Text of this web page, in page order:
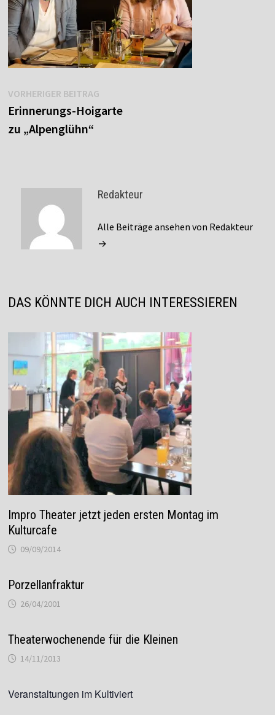
Beitragsnavigation
VORHERIGER BEITRAGVorheriger
Beitrag:
Erinnerungs-Hoigarte
zu „Alpenglühn“
Redakteur
Alle Beiträge ansehen von Redakteur
→
DAS KÖNNTE DICH AUCH INTERESSIEREN
Impro Theater jetzt jeden ersten Montag im
Kulturcafe
09/09/2014
Porzellanfraktur
26/04/2001
Theaterwochenende für die Kleinen
14/11/2013
Veranstaltungen im Kultiviert